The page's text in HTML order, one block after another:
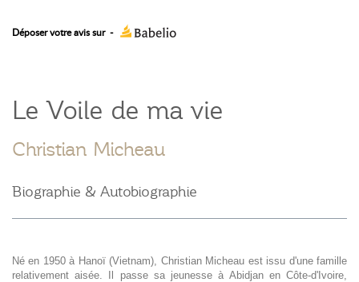
Déposer votre avis sur -
Le Voile de ma vie
Christian Micheau
Biographie & Autobiographie
Né en 1950 à Hanoï (Vietnam), Christian Micheau est issu d'une famille
relativement aisée. Il passe sa jeunesse à Abidjan en Côte-d'Ivoire,